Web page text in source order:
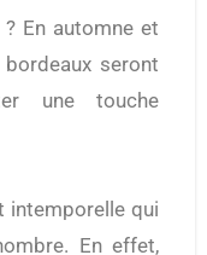
? En automne et
seront
une touche
intemporelle qui
En effet,